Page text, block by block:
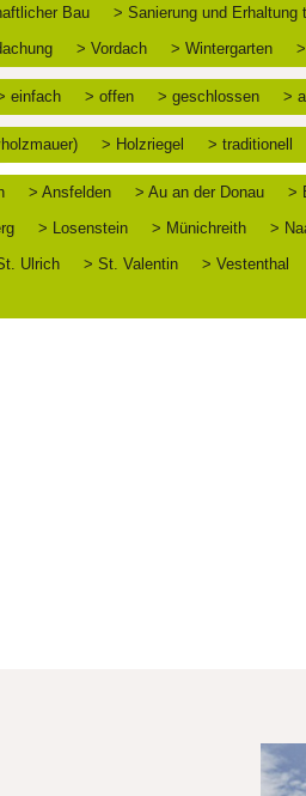
Bau > Sanierung und Erhaltung
> Vordach > Wintergarten
einfach > offen > geschlossen >
> Holzriegel > traditionell
> Ansfelden > Au an der Donau >
> Losenstein > Münichreith >
Ulrich > St. Valentin > Vestenthal